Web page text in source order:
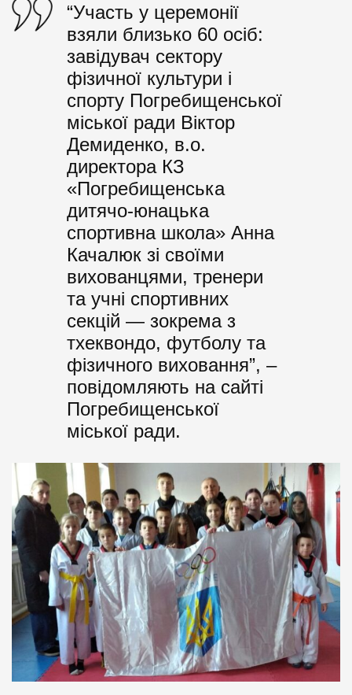
“Участь у церемонії
взяли близько 60 осіб:
завідувач сектору
фізичної культури і
спорту Погребищенської
міської ради Віктор
Демиденко, в.о.
директора КЗ
«Погребищенська
дитячо-юнацька
спортивна школа» Анна
Качалюк зі своїми
вихованцями, тренери
та учні спортивних
секцій — зокрема з
тхеквондо, футболу та
фізичного виховання”, –
повідомляють на сайті
Погребищенської
міської ради.